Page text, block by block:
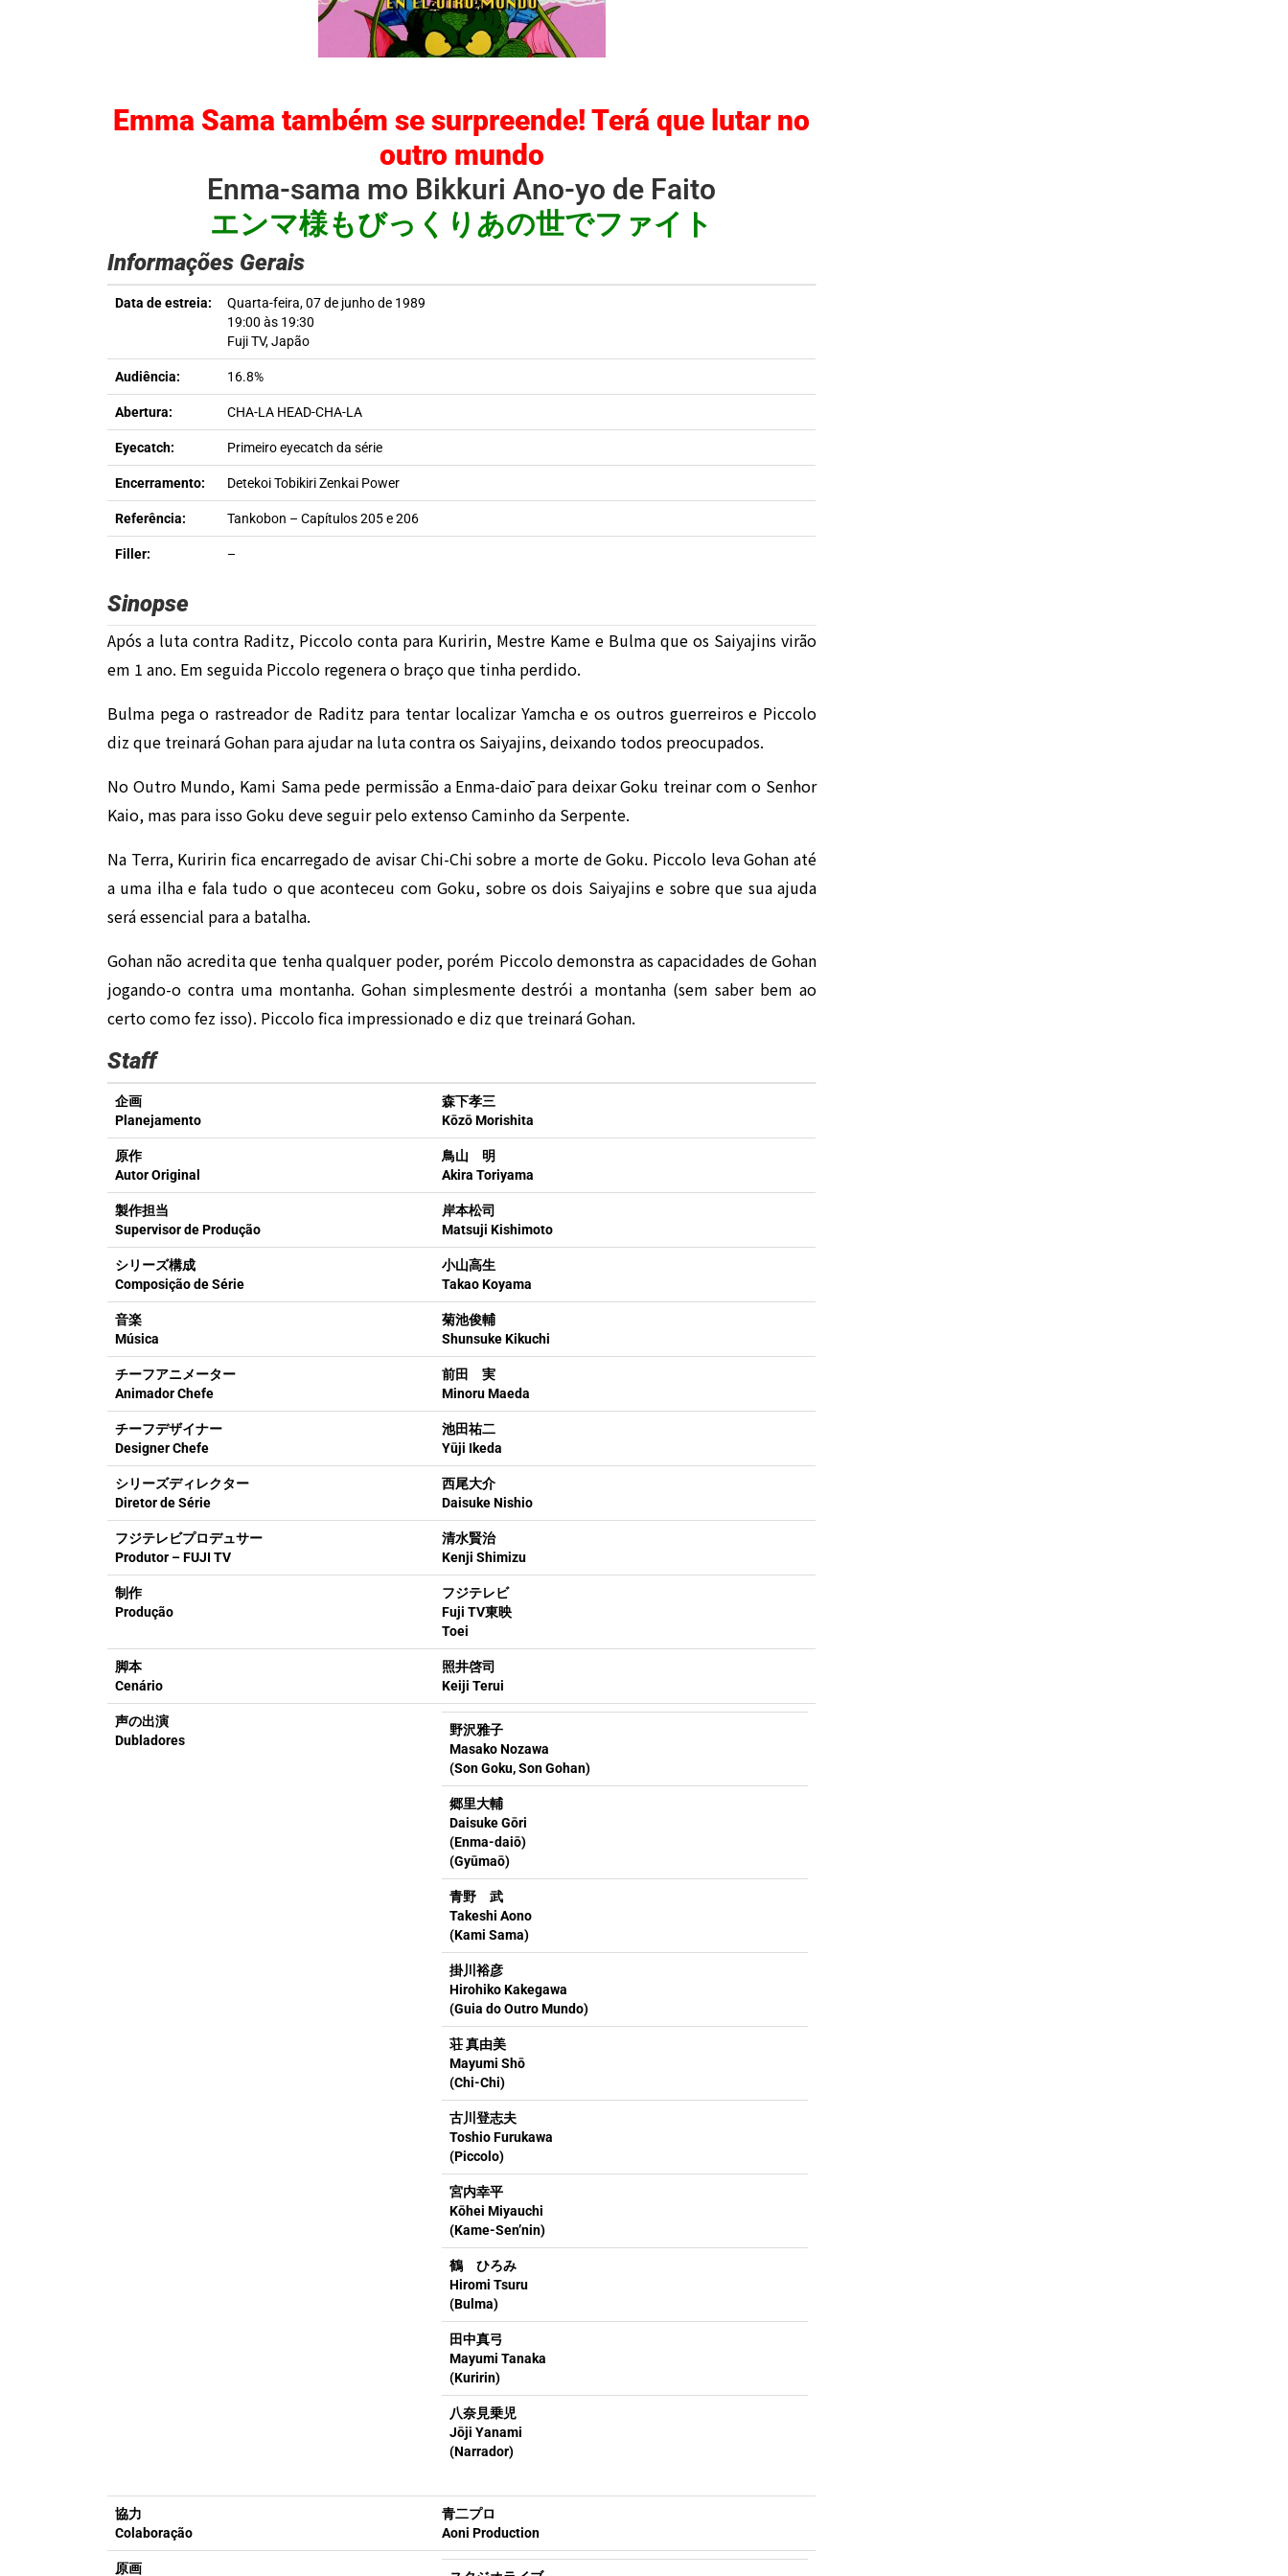
Emma Sama também se surpreende! Terá que lutar no
outro mundo
Enma-sama mo Bikkuri Ano-yo de Faito
エンマ様もびっくりあの世でファイト
Informações Gerais
Data de estreia:
Quarta-feira, 07 de junho de 1989
19:00 às 19:30
Fuji TV, Japão
Audiência: 16.8%
Abertura: CHA-LA HEAD-CHA-LA
Eyecatch: Primeiro eyecatch da série
Encerramento: Detekoi Tobikiri Zenkai Power
Referência: Tankobon – Capítulos 205 e 206
Filler: –
Sinopse
Após a luta contra Raditz, Piccolo conta para Kuririn, Mestre Kame e Bulma que os Saiyajins virão
em 1 ano. Em seguida Piccolo regenera o braço que tinha perdido.
Bulma pega o rastreador de Raditz para tentar localizar Yamcha e os outros guerreiros e Piccolo
diz que treinará Gohan para ajudar na luta contra os Saiyajins, deixando todos preocupados.
No Outro Mundo, Kami Sama pede permissão a Enma-daiō para deixar Goku treinar com o Senhor
Kaio, mas para isso Goku deve seguir pelo extenso Caminho da Serpente.
Na Terra, Kuririn fica encarregado de avisar Chi-Chi sobre a morte de Goku. Piccolo leva Gohan até
a uma ilha e fala tudo o que aconteceu com Goku, sobre os dois Saiyajins e sobre que sua ajuda
será essencial para a batalha.
Gohan não acredita que tenha qualquer poder, porém Piccolo demonstra as capacidades de Gohan
jogando-o contra uma montanha. Gohan simplesmente destrói a montanha (sem saber bem ao
certo como fez isso). Piccolo fica impressionado e diz que treinará Gohan.
Staff
企画
Planejamento
森下孝三
Kōzō Morishita
原作
Autor Original
鳥山 明
Akira Toriyama
製作担当
Supervisor de Produção
岸本松司
Matsuji Kishimoto
シリーズ構成
Composição de Série
小山高生
Takao Koyama
音楽
Música
菊池俊輔
Shunsuke Kikuchi
チーフアニメーター
Animador Chefe
前田 実
Minoru Maeda
チーフデザイナー
Designer Chefe
池田祐二
Yūji Ikeda
シリーズディレクター
Diretor de Série
西尾大介
Daisuke Nishio
フジテレビプロデュサー
Produtor – FUJI TV
清水賢治
Kenji Shimizu
制作
Produção
フジテレビ
Fuji TV東映
Toei
脚本
Cenário
照井啓司
Keiji Terui
声の出演
Dubladores
野沢雅子
Masako Nozawa
(Son Goku, Son Gohan)
郷里大輔
Daisuke Gōri
(Enma-daiō)
(Gyūmaō)
青野 武
Takeshi Aono
(Kami Sama)
掛川裕彦
Hirohiko Kakegawa
(Guia do Outro Mundo)
荘 真由美
Mayumi Shō
(Chi-Chi)
古川登志夫
Toshio Furukawa
(Piccolo)
宮内幸平
Kōhei Miyauchi
(Kame-Sen’nin)
鶴 ひろみ
Hiromi Tsuru
(Bulma)
田中真弓
Mayumi Tanaka
(Kuririn)
八奈見乗児
Jōji Yanami
(Narrador)
協力
Colaboração
青二プロ
Aoni Production
原画